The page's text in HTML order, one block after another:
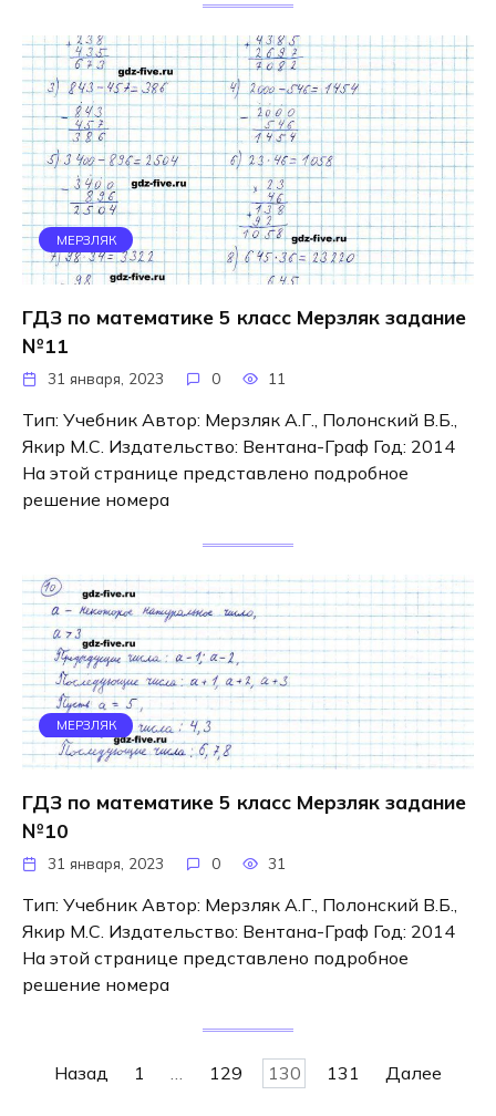
МЕРЗЛЯК
ГДЗ по математике 5 класс Мерзляк задание
№11
31 января, 2023 0 11
Тип: Учебник Автор: Мерзляк А.Г., Полонский В.Б.,
Якир М.С. Издательство: Вентана-Граф Год: 2014
На этой странице представлено подробное
решение номера
МЕРЗЛЯК
ГДЗ по математике 5 класс Мерзляк задание
№10
31 января, 2023 0 31
Тип: Учебник Автор: Мерзляк А.Г., Полонский В.Б.,
Якир М.С. Издательство: Вентана-Граф Год: 2014
На этой странице представлено подробное
решение номера
Навигация
Назад 1 … 129 130 131 Далее